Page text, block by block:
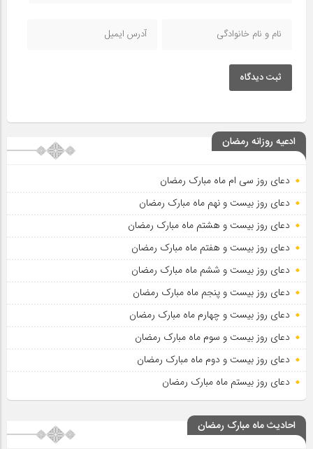
ثبت دیدگاه
ادعیه روزانه رمضان
دعای روز سی ام ماه مبارک رمضان
دعای روز بیست و نهم ماه مبارک رمضان
دعای روز بیست و هشتم ماه مبارک رمضان
دعای روز بیست و هفتم ماه مبارک رمضان
دعای روز بیست و ششم ماه مبارک رمضان
دعای روز بیست و پنجم ماه مبارک رمضان
دعای روز بیست و چهارم ماه مبارک رمضان
دعای روز بیست و سوم ماه مبارک رمضان
دعای روز بیست و دوم ماه مبارک رمضان
دعای روز بیستم ماه مبارک رمضان
احادیث ماه مبارک رمضان